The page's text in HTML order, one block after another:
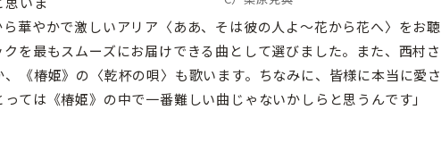
華やかで激しいアリア〈ああ、そは彼の人よ〜花から花へ〉をお聴
を最もスムーズにお届けできる曲として選びました。また、西村さ
《椿姫》の〈乾杯の唄〉も歌います。ちなみに、皆様に本当に愛さ
ては《椿姫》の中で一番難しい曲じゃないかしらと思うんです」